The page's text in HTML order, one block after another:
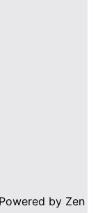
by Zen